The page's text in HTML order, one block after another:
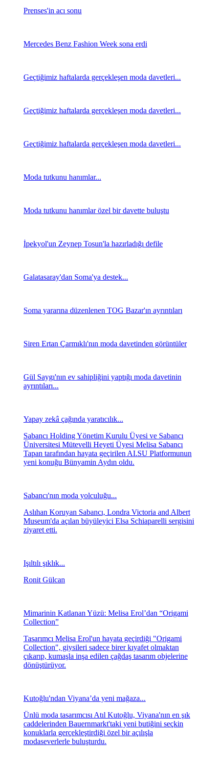
Prenses'in acı sonu
Mercedes Benz Fashion Week sona erdi
Geçtiğimiz haftalarda gerçekleşen moda davetleri...
Geçtiğimiz haftalarda gerçekleşen moda davetleri...
Geçtiğimiz haftalarda gerçekleşen moda davetleri...
Moda tutkunu hanımlar...
Moda tutkunu hanımlar özel bir davette buluştu
İpekyol'un Zeynep Tosun'la hazırladığı defile
Galatasaray'dan Soma'ya destek...
Soma yararına düzenlenen TOG Bazar'ın ayrıntıları
Siren Ertan Çarmıklı'nın moda davetinden görüntüler
Gül Saygı'nın ev sahipliğini yaptığı moda davetinin
ayrıntıları...
Yapay zekâ çağında yaratıcılık...
Sabancı Holding Yönetim Kurulu Üyesi ve Sabancı
Üniversitesi Mütevelli Heyeti Üyesi Melisa Sabancı
Tapan tarafından hayata geçirilen AI.SU Platformunun
yeni konuğu Bünyamin Aydın oldu.
Sabancı'nın moda yolculuğu...
Aslıhan Koruyan Sabancı, Londra Victoria and Albert
Museum'da açılan büyüleyici Elsa Schiaparelli sergisini
ziyaret etti.
Işıltılı şıklık...
Ronit Gülcan
Mimarinin Katlanan Yüzü: Melisa Erol’dan “Origami
Collection”
Tasarımcı Melisa Erol'un hayata geçirdiği "Origami
Collection", giysileri sadece birer kıyafet olmaktan
çıkarıp, kumaşla inşa edilen çağdaş tasarım objelerine
dönüştürüyor.
Kutoğlu'ndan Viyana’da yeni mağaza...
Ünlü moda tasarımcısı Atıl Kutoğlu, Viyana'nın en şık
caddelerinden Bauernmarkt'taki yeni butiğini seçkin
konuklarla gerçekleştirdiği özel bir açılışla
modaseverlerle buluşturdu.